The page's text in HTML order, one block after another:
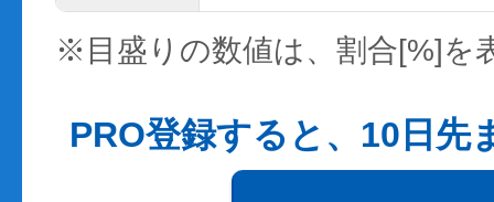
※目盛りの数値は、割合[%]を
PRO登録すると、10日先